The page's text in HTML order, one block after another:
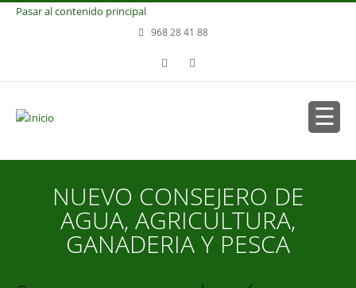
Pasar al contenido principal
968 28 41 88
NUEVO CONSEJERO DE
AGUA, AGRICULTURA,
GANADERIA Y PESCA